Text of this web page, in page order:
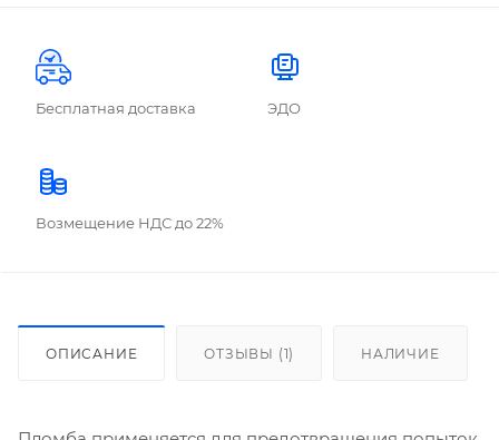
Бесплатная доставка ЭДО
Возмещение НДС до 22%
ОПИСАНИЕ ОТЗЫВЫ (1) НАЛИЧИЕ